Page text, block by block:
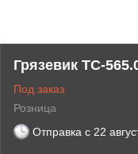
Грязевик ТС-
Под заказ
Розница
Отправка с 22